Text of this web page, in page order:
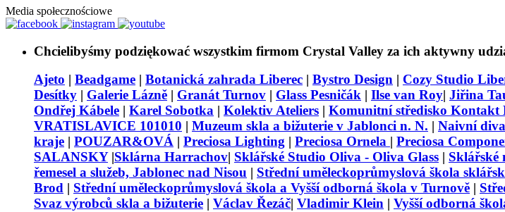
Media społecznościowe
Chcielibyśmy podziękować wszystkim firmom Crystal Valley za ich aktywny
Ajeto | Beadgame | Botanická zahrada Liberec | Bystro Design | Cozy Studio
Desítky | Galerie Lázně | Granát Turnov | Glass Pesničák | Ilse van Roy| Jiřina
Ondřej Kábele | Karel Sobotka | Kolektiv Ateliers | Komunitní středisko Kontakt
VRATISLAVICE 101010 | Muzeum skla a bižuterie v Jablonci n. N. | Naivní
kraje | POUZAR&OVÁ | Preciosa Lighting | Preciosa Ornela | Preciosa
SALANSKY|Sklárna Harrachov| Sklářské Studio Oliva - Oliva Glass | Sklářské
řemesel a služeb, Jablonec nad Nisou | Střední uměleckoprůmyslová škola
Brod | Střední uměleckoprůmyslová škola a Vyšší odborná škola v Turnově |
Svaz výrobců skla a bižuterie | Václav Řezáč| Vladimir Klein | Vyšší odborná